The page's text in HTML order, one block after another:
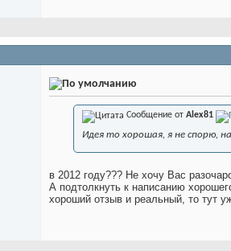
Сообщение от Alex81
Идея то хорошая, я не спорю,
в 2012 году??? Не хочу Вас
А подтолкнуть к написанию
хороший отзыв и реальный, то тут